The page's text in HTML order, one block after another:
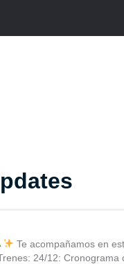
Te acompañamos en
24/12: Cronograma